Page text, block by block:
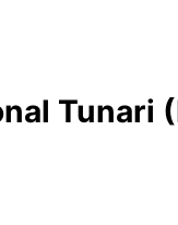
Tunari